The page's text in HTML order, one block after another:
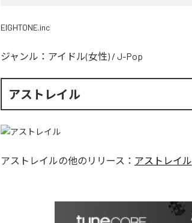
EIGHTONE.inc
ジャンル： アイドル(女性) / J-Pop
アストレイル
アストレイルの他のリリース： アストレイル